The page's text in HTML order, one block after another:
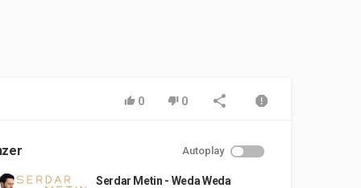
0 0
Autoplay
Serdar Metin - Weda Weda